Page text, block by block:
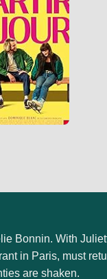
Bonnin. With
in Paris, must
are shaken.